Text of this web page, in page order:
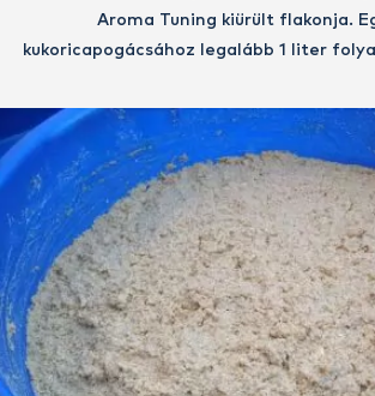
Aroma Tuning kiürült flakonja.
kukoricapogácsához legalább 1 liter